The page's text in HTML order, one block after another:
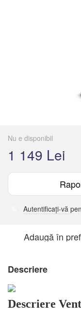
Nu e disponibil
1 149 Lei
Autentificați-vă
Adaugă în
Descriere
Descriere